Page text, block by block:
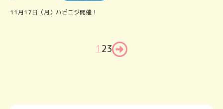
11月17日（月）ハピニジ開催！
1 23